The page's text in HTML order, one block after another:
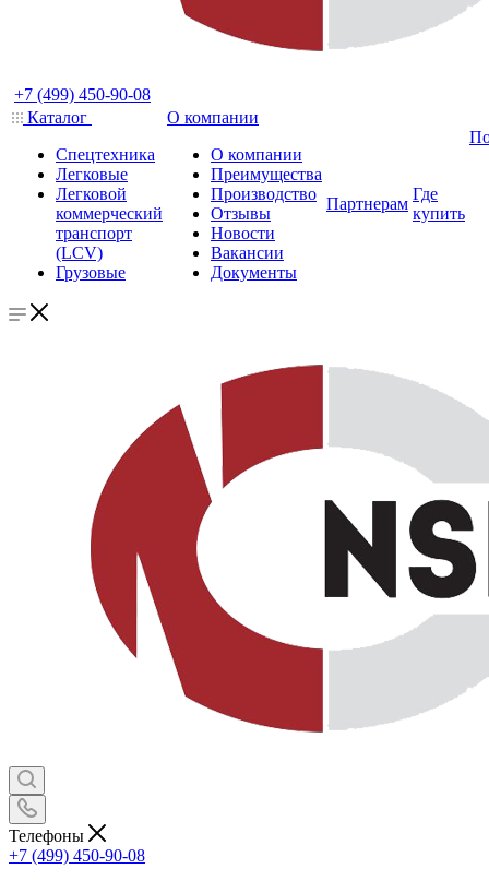
+7 (499) 450-90-08
Каталог
Спецтехника
Легковые
Легковой
коммерческий
транспорт
(LCV)
Грузовые
О компании
О компании
Преимущества
Производство
Отзывы
Новости
Вакансии
Документы
Партнерам
Где
купить
Телефоны
+7 (499) 450-90-08